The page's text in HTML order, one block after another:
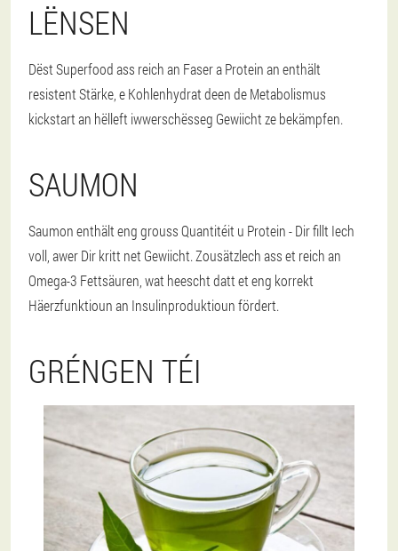
LËNSEN
Dëst Superfood ass reich an Faser a Protein an enthält
resistent Stärke, e Kohlenhydrat deen de Metabolismus
kickstart an hëlleft iwwerschësseg Gewiicht ze bekämpfen.
SAUMON
Saumon enthält eng grouss Quantitéit u Protein - Dir fillt Iech
voll, awer Dir kritt net Gewiicht. Zousätzlech ass et reich an
Omega-3 Fettsäuren, wat heescht datt et eng korrekt
Häerzfunktioun an Insulinproduktioun fördert.
GRÉNGEN TÉI